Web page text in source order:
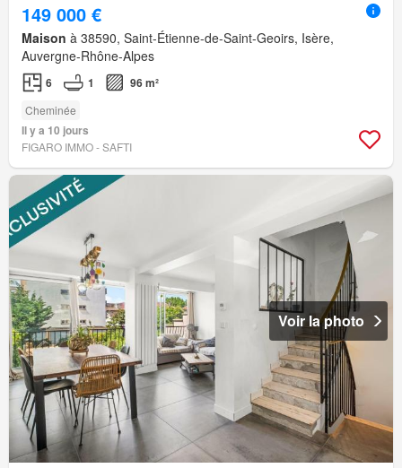
149 000 €
Maison à 38590, Saint-Étienne-de-Saint-Geoirs, Isère,
Auvergne-Rhône-Alpes
6 1 96 m²
Cheminée
Il y a 10 jours
FIGARO IMMO - SAFTI
Voir la photo